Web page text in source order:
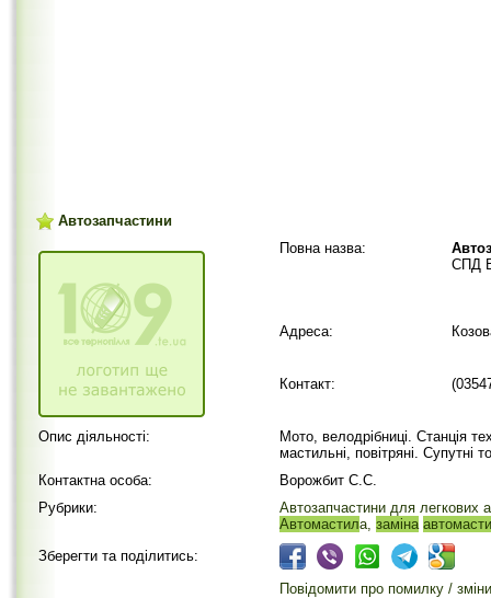
Автозапчастини
Повна назва:
СПД
Адреса:
Контакт:
Опис діяльності:
Мото, велодрібниці. Станція
мастильні, повітряні. Супутні
Контактна особа:
Ворожбит С.С.
Рубрики:
Автозапчастини для легкових
Автомастила, заміна
Зберегти та поділитись:
Повідомити про помилку / зміни